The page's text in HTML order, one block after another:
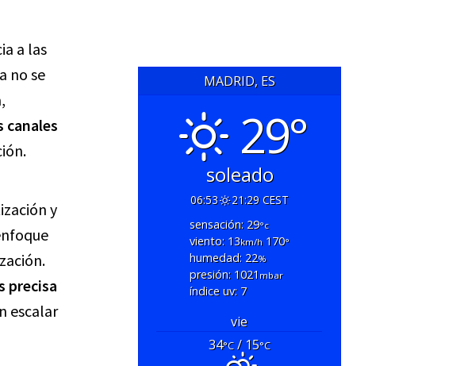
a las
no se
canales
y
precisa
escalar
MADRID, ES
29°
soleado
06:53
21:29 CEST
sensación: 29°c
viento: 13km/h 170°
humedad: 22%
presión: 1021 mbar
índice uv: 7
vie
34°C/ 15°C